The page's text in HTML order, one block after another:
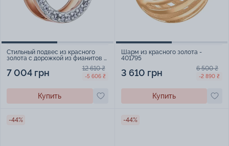
Стильный подвес из красного
золота с дорожкой из фианитов -
7 004 грн 12 610 ₴
-5 606 ₴
Купить
Шарм из красного золота -
401795
3 610 грн 6 500 ₴
-2 890 ₴
Купить
-44% -44%